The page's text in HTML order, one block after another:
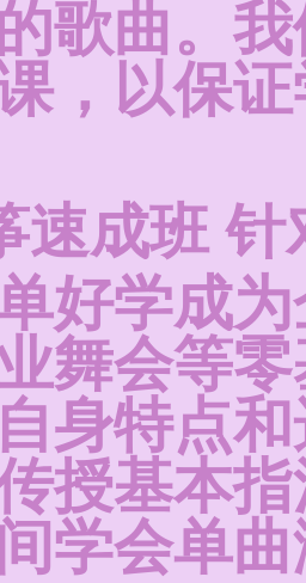
歌曲。
，以保
速成班
好学成
舞会等
身特点
授基本
学会单